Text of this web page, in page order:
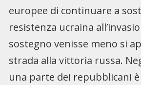
europee di continuare a
resistenza ucraina
sostegno venisse meno si
strada alla vittoria russa.
una parte dei repubblicani